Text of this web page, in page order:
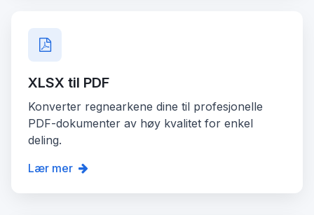
XLSX til PDF
Konverter regnearkene dine til profesjonelle
PDF-dokumenter av høy kvalitet for enkel
deling.
Lær mer